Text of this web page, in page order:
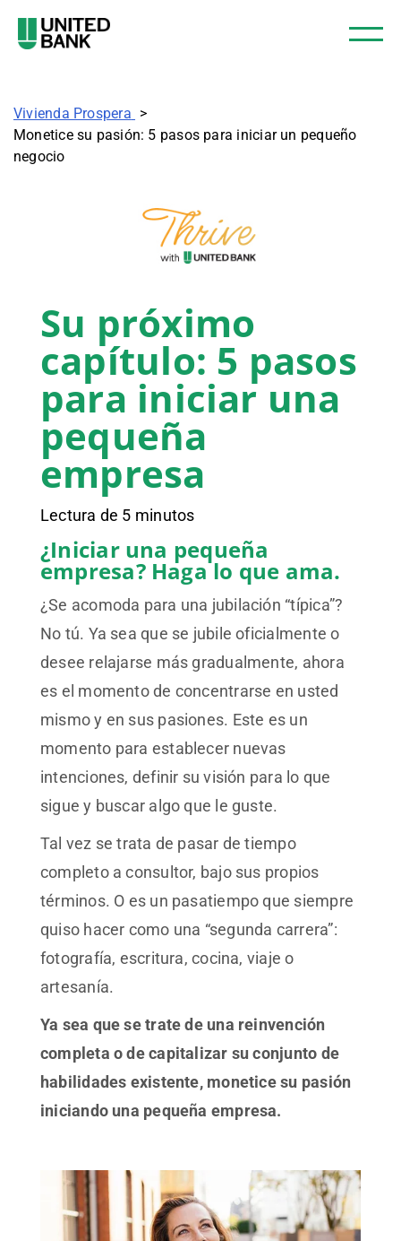
Vivienda Prospera
Monetice su pasión: 5 pasos para iniciar un pequeño
negocio
Su próximo
capítulo: 5 pasos
para iniciar una
pequeña
empresa
Lectura de 5 minutos
¿Iniciar una pequeña
empresa? Haga lo que ama.
¿Se acomoda para una jubilación “típica”?
No tú. Ya sea que se jubile oficialmente o
desee relajarse más gradualmente, ahora
es el momento de concentrarse en usted
mismo y en sus pasiones. Este es un
momento para establecer nuevas
intenciones, definir su visión para lo que
sigue y buscar algo que le guste.
Tal vez se trata de pasar de tiempo
completo a consultor, bajo sus propios
términos. O es un pasatiempo que siempre
quiso hacer como una “segunda carrera”:
fotografía, escritura, cocina, viaje o
artesanía.
Ya sea que se trate de una reinvención
completa o de capitalizar su conjunto de
habilidades existente, monetice su pasión
iniciando una pequeña empresa.